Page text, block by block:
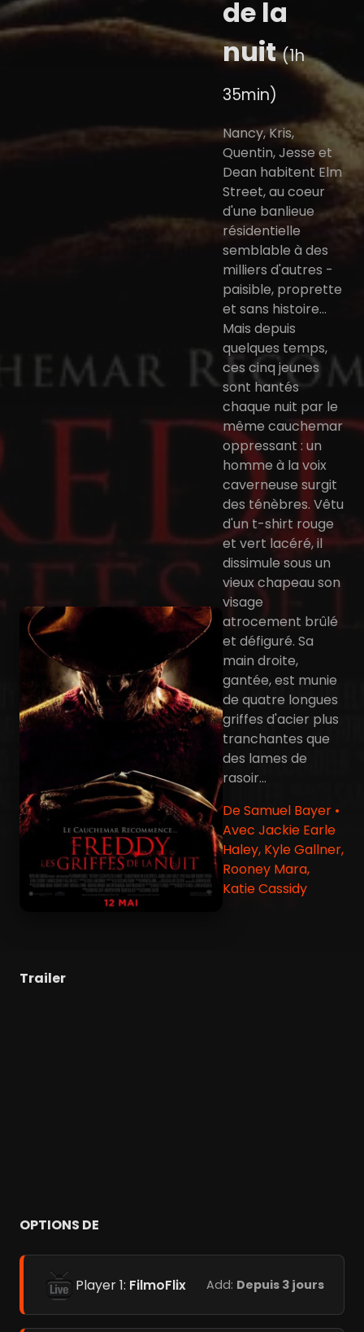
de la
nuit(1h
35min)
Nancy, Kris,
Quentin, Jesse et
Dean habitent Elm
Street, au coeur
d'une banlieue
résidentielle
semblable à des
milliers d'autres -
paisible, proprette
et sans histoire...
Mais depuis
quelques temps,
ces cinq jeunes
sont hantés
chaque nuit par le
même cauchemar
oppressant : un
homme à la voix
caverneuse surgit
des ténèbres. Vêtu
d'un t-shirt rouge
et vert lacéré, il
dissimule sous un
vieux chapeau son
visage
atrocement brûlé
et défiguré. Sa
main droite,
gantée, est munie
de quatre longues
griffes d'acier plus
tranchantes que
des lames de
rasoir...
De Samuel Bayer •
Avec Jackie Earle
Haley, Kyle Gallner,
Rooney Mara,
Katie Cassidy
Trailer
OPTIONS DE
Player 1: FilmoFlix Add: Depuis 3 jours